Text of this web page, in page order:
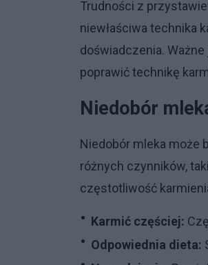
Trudności z
niewłaściwa technika
doświadczenia.
poprawić technikę
Niedobór
Niedobór mleka może
różnych czynników,
częstotliwość
Karmić częściej:
Odpowiednia dieta: